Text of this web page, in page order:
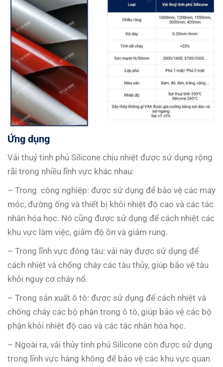
Ứng dụng
Vải thuỷ tinh phủ Silicone chịu nhiệt được sử dụng rộng
rãi trong nhiều lĩnh vực khác nhau:
– Trong công nghiệp: được sử dụng để bảo vệ các máy
móc, đường ống và thiết bị khỏi nhiệt độ cao và các tác
nhân hóa học. Nó cũng được sử dụng để cách nhiệt các
khu vực làm việc, giảm độ ồn và giảm rung.
– Trong lĩnh vực đóng tàu: vải này được sử dụng để
cách nhiệt và chống cháy các tàu thủy, giúp bảo vệ tàu
khỏi nguy cơ cháy nổ.
– Trong sản xuất ô tô: được sử dụng để cách nhiệt và
chống cháy các bộ phận trong ô tô, giúp bảo vệ các bộ
phận khỏi nhiệt độ cao và các tác nhân hóa học.
– Ngoài ra, vải thủy tinh phủ Silicone còn được sử dụng
trong lĩnh vực hàng không để bảo vệ các khu vực quan